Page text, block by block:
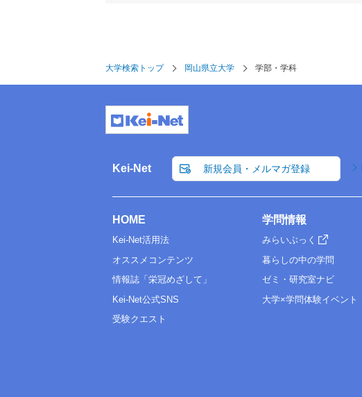
大学検索トップ 岡山県立大学 学部・学科
Kei-Net 新規会員・メルマガ登録
HOME
Kei-Net活用法
オススメコンテンツ
情報誌「栄冠めざして」
Kei-Net公式SNS
受験クエスト
学問情報
みらいぶっく
暮らしの中の学問
ゼミ・研究室ナビ
大学×学問体験イベント